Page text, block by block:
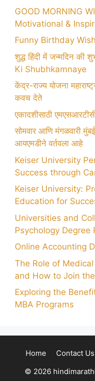
GOOD MORNING
Motivational &
Funny Birthday
शुद्ध हिंदी में जन्मदिन
Ki Shubhkamnaye
केंद्र-राज्य योजना
कवच देते
एकादशीसाठी
सोमवार आणि मंगळवारी
आयएमडीने वर्तवला आहे
Keiser University
Success through
Keiser University:
Education for
Universities and
Psychology Degree
Online Accounting
The Role of
and How to Join
Exploring the
MBA Programs
Home Contact Us
© 2026